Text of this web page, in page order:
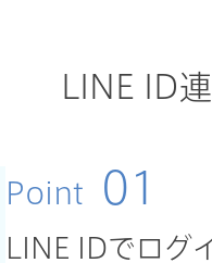
LINE ID
Point 01
LINE IDでログ